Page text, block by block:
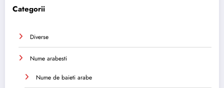
Categorii
Diverse
Nume arabesti
Nume de baieti arabe